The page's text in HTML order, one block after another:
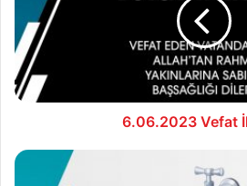
6.06.2023 Vefat
06.06.2023